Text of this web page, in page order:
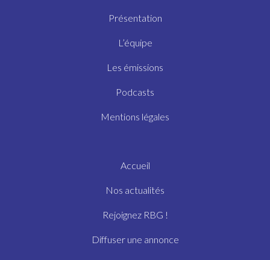
Présentation
L’équipe
Les émissions
Podcasts
Mentions légales
Accueil
Nos actualités
Rejoignez RBG !
Diffuser une annonce